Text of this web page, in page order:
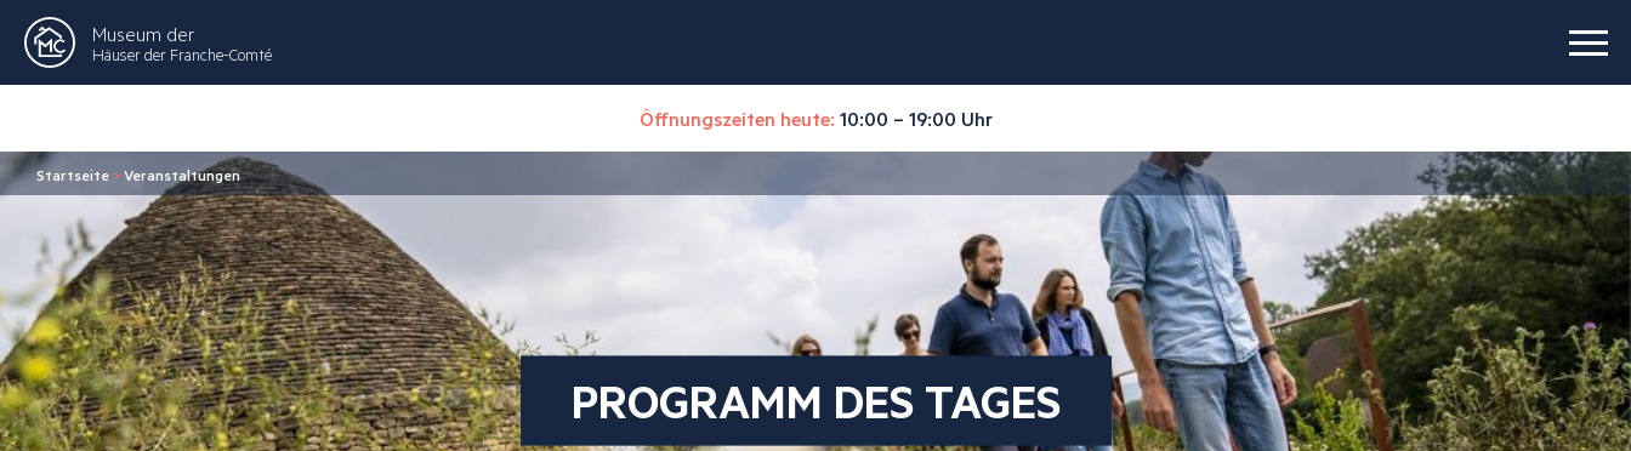
Museum der
Häuser der Franche-Comté
Öffnungszeiten heute: 10:00 – 19:00 Uhr
Startseite >Veranstaltungen
PROGRAMM DES TAGES